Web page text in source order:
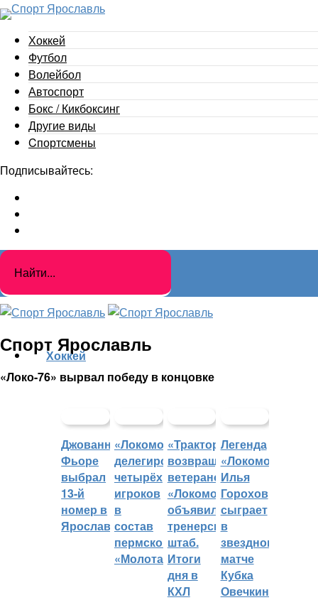
Хоккей
Футбол
Волейбол
Автоспорт
Бокс / Кикбоксинг
Другие виды
Cпортсмены
Подписывайтесь:
Спорт Ярославль
«Локо-76» вырвал победу в концовке
Хоккей
Джованни
Фьоре
выбрал
13-й
номер в
Ярославле
«Локомотив»
делегировал
четырёх
игроков
в
состав
пермского
«Молота»
«Трактор»
возвращает
ветеранов,
«Локомотив»
объявил
тренерский
штаб.
Итоги
дня в
КХЛ
Легенда
«Локомотива»
Илья
Горохов
сыграет
в
звездном
матче
Кубка
Овечкина